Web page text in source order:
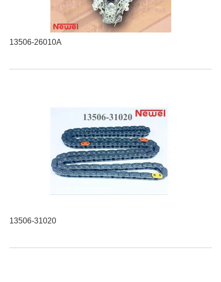
13506-26010A
13506-31020